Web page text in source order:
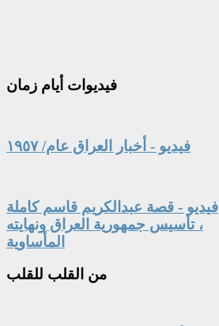
فيديوات أيام زمان
فيديو - أخبار العراق عام/ ١٩٥٧
فيديو - قصة عبدالكريم قاسم كاملة
، تأسيس جمهورية العراق ونهايته
المأساوية
من القلب للقلب